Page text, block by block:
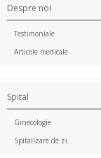
Despre noi
Testimoniale
Articole medicale
Spital
Ginecologie
Spitalizare de zi